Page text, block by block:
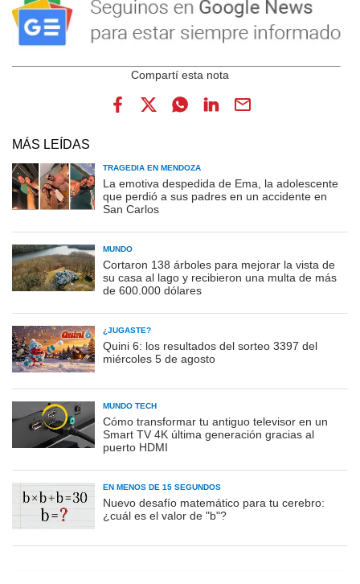
MÁS LEÍDAS
TRAGEDIA EN MENDOZA
La emotiva despedida de Ema, la adolescente
que perdió a sus padres en un accidente en
San Carlos
MUNDO
Cortaron 138 árboles para mejorar la vista de
su casa al lago y recibieron una multa de más
de 600.000 dólares
¿JUGASTE?
Quini 6: los resultados del sorteo 3397 del
miércoles 5 de agosto
MUNDO TECH
Cómo transformar tu antiguo televisor en un
Smart TV 4K última generación gracias al
puerto HDMI
EN MENOS DE 15 SEGUNDOS
Nuevo desafío matemático para tu cerebro:
¿cuál es el valor de "b"?